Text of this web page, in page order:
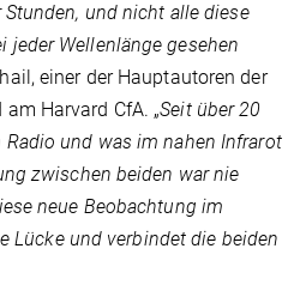
und nicht alle diese
jeder Wellenlänge gesehen
einer der Hauptautoren der
Harvard CfA. „Seit über 20
und was im nahen Infrarot
zwischen beiden war nie
neue Beobachtung im
Lücke und verbindet die beiden